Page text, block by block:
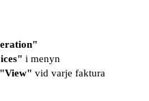
i menyn
"View" vid varje faktura